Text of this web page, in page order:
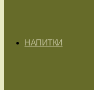
НАПИТКИ